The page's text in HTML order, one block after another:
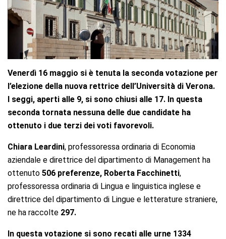
Venerdì 16 maggio si è tenuta la seconda votazione per
l’elezione della nuova rettrice dell’Università di Verona.
I seggi, aperti alle 9, si sono chiusi alle 17. In questa
seconda tornata nessuna delle due candidate ha
ottenuto i due terzi dei voti favorevoli.
Chiara Leardini, professoressa ordinaria di Economia
aziendale e direttrice del dipartimento di Management ha
ottenuto 506 preferenze, Roberta Facchinetti,
professoressa ordinaria di Lingua e linguistica inglese e
direttrice del dipartimento di Lingue e letterature straniere,
ne ha raccolte 297.
In questa votazione si sono recati alle urne 1334